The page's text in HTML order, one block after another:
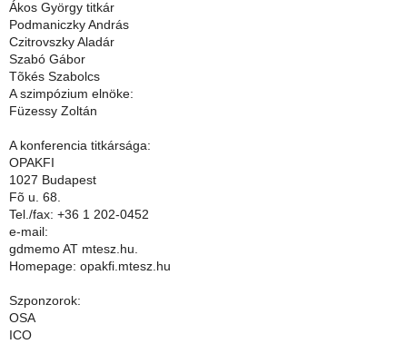
Ákos György titkár
Podmaniczky András
Czitrovszky Aladár
Szabó Gábor
Tõkés Szabolcs
A szimpózium elnöke:
Füzessy Zoltán
A konferencia titkársága:
OPAKFI
1027 Budapest
Fõ u. 68.
Tel./fax: +36 1 202-0452
e-mail:
gdmemo AT mtesz.hu.
Homepage: opakfi.mtesz.hu
Szponzorok:
OSA
ICO